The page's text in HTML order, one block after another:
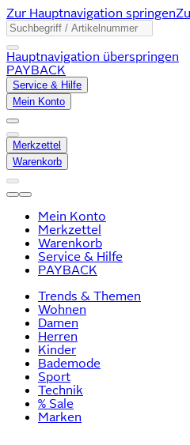
Zur Hauptnavigation springen
Hauptnavigation überspringen
PAYBACK
Service & Hilfe
Mein Konto
Merkzettel
Warenkorb
Mein Konto
Merkzettel
Warenkorb
Service & Hilfe
PAYBACK
Trends & Themen
Wohnen
Damen
Herren
Kinder
Bademode
Sport
Technik
% Sale
Marken